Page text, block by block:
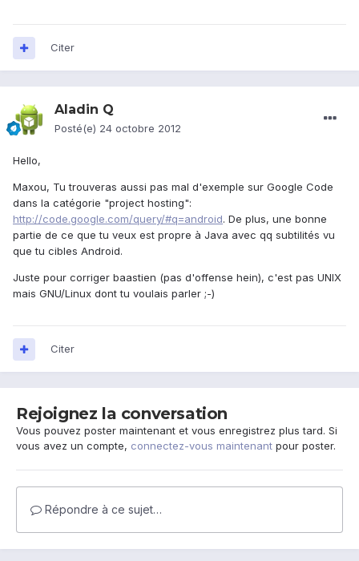
Citer
Aladin Q
Posté(e) 24 octobre 2012
Hello,
Maxou, Tu trouveras aussi pas mal d'exemple sur Google Code
dans la catégorie "project hosting":
http://code.google.com/query/#q=android. De plus, une bonne
partie de ce que tu veux est propre à Java avec qq subtilités vu
que tu cibles Android.
Juste pour corriger baastien (pas d'offense hein), c'est pas UNIX
mais GNU/Linux dont tu voulais parler ;-)
Citer
Rejoignez la conversation
Vous pouvez poster maintenant et vous enregistrez plus tard. Si
vous avez un compte, connectez-vous maintenant pour poster.
Répondre à ce sujet…